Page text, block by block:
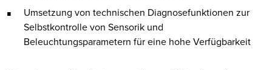
Umsetzung von technischen Diagnosefunktionen zur
Selbstkontrolle von Sensorik und
Beleuchtungsparametern für eine hohe Verfügbarkeit